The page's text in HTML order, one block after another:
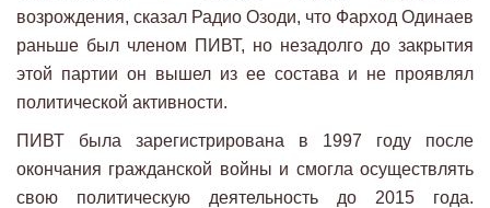
возрождения, сказал Радио Озоди, что Фарход Одинаев
раньше был членом ПИВТ, но незадолго до закрытия
этой партии он вышел из ее состава и не проявлял
политической активности.
ПИВТ была зарегистрирована в 1997 году после
окончания гражданской войны и смогла осуществлять
свою политическую деятельность до 2015 года.